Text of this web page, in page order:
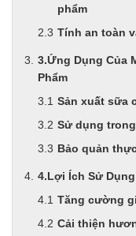
phẩm
Tính an toàn
3.Ứng Dụng Của
Phẩm
Sản xuất sữa
Sử dụng
Bảo quản
4.Lợi Ích Sử
Tăng cường
Cải thiện